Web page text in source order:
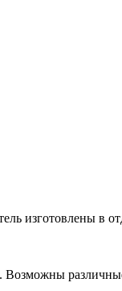
изготовлены в
Возможны